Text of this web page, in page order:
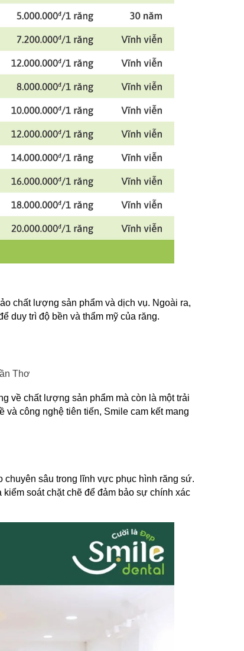
chất lượng sản phẩm và dịch vụ. Ngoài ra,
duy trì độ bền và thẩm mỹ của răng.
Thơ
về chất lượng sản phẩm mà còn là một trải
công nghệ tiên tiến, Smile cam kết mang
sâu trong lĩnh vực phục hình răng sứ.
soát chặt chẽ để đảm bảo sự chính xác